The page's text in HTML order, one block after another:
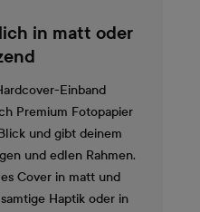
in matt oder
Einband
Premium Fotopapier
und gibt deinem
und edlen Rahmen.
Cover in matt und
Haptik oder in